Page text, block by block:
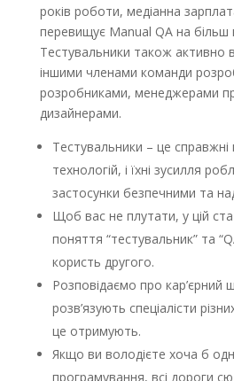
років роботи, медіанна
перевищує Manual QA на більш
Тестувальники також активно
іншими членами команди
розробниками, менеджерами
дизайнерами.
Тестувальники – це справжні
технологій, і їхні зусилля
застосунки безпечними та
Щоб вас не плутати, у цій
поняття “тестувальник” та
користь другого.
Розповідаємо про кар’єрний
розв’язують спеціалісти
це отримують.
Якщо ви володієте хоча б
програмування, всі дороги